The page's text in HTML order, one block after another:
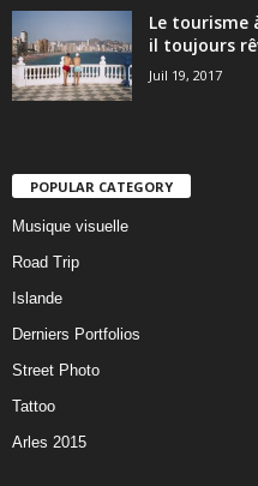
Le tourisme
il toujours
Juil 19, 2017
POPULAR CATEGORY
Musique visuelle
Road Trip
Islande
Derniers Portfolios
Street Photo
Tattoo
Arles 2015